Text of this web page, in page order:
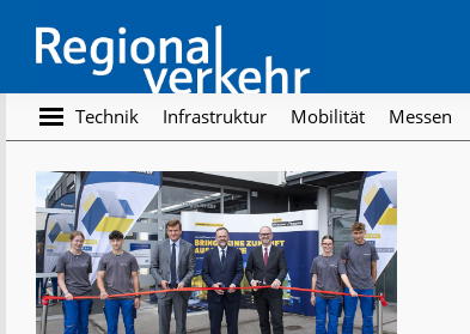
main
content
footer
Regionalverkehr
Die
Fachzeitschrift
den
Öffentlichen
Personennahverkehr
Technik Infrastruktur Mobilität Messen